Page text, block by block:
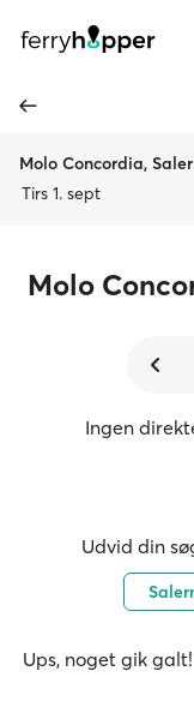
Tirs 1. sept
Molo
Ingen
Udvid din
Ups, noget gik